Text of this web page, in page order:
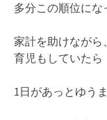
多分この順位に
家計を助けながら
育児もしていたら
1日があっとゆう